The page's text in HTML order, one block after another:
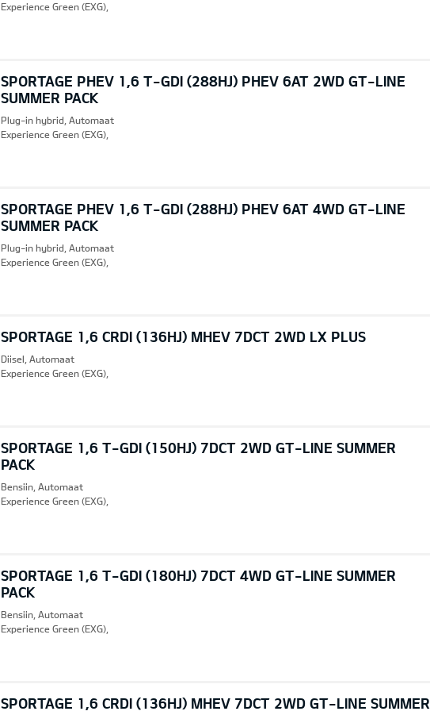
Experience Green (EXG),
SPORTAGE PHEV 1,6 T-GDI (288HJ) PHEV 6AT 2WD GT-LINE
SUMMER PACK
Plug-in hybrid, Automaat
Experience Green (EXG),
SPORTAGE PHEV 1,6 T-GDI (288HJ) PHEV 6AT 4WD GT-LINE
SUMMER PACK
Plug-in hybrid, Automaat
Experience Green (EXG),
SPORTAGE 1,6 CRDI (136HJ) MHEV 7DCT 2WD LX PLUS
Diisel, Automaat
Experience Green (EXG),
SPORTAGE 1,6 T-GDI (150HJ) 7DCT 2WD GT-LINE SUMMER
PACK
Bensiin, Automaat
Experience Green (EXG),
SPORTAGE 1,6 T-GDI (180HJ) 7DCT 4WD GT-LINE SUMMER
PACK
Bensiin, Automaat
Experience Green (EXG),
SPORTAGE 1,6 CRDI (136HJ) MHEV 7DCT 2WD GT-LINE SUMMER